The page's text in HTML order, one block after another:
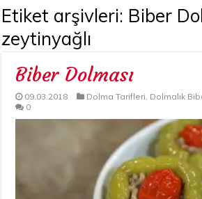
Etiket arşivleri: Biber
zeytinyağlı
Biber Dolması
09.03.2018 Dolma Tarifleri, Dolmalık
0